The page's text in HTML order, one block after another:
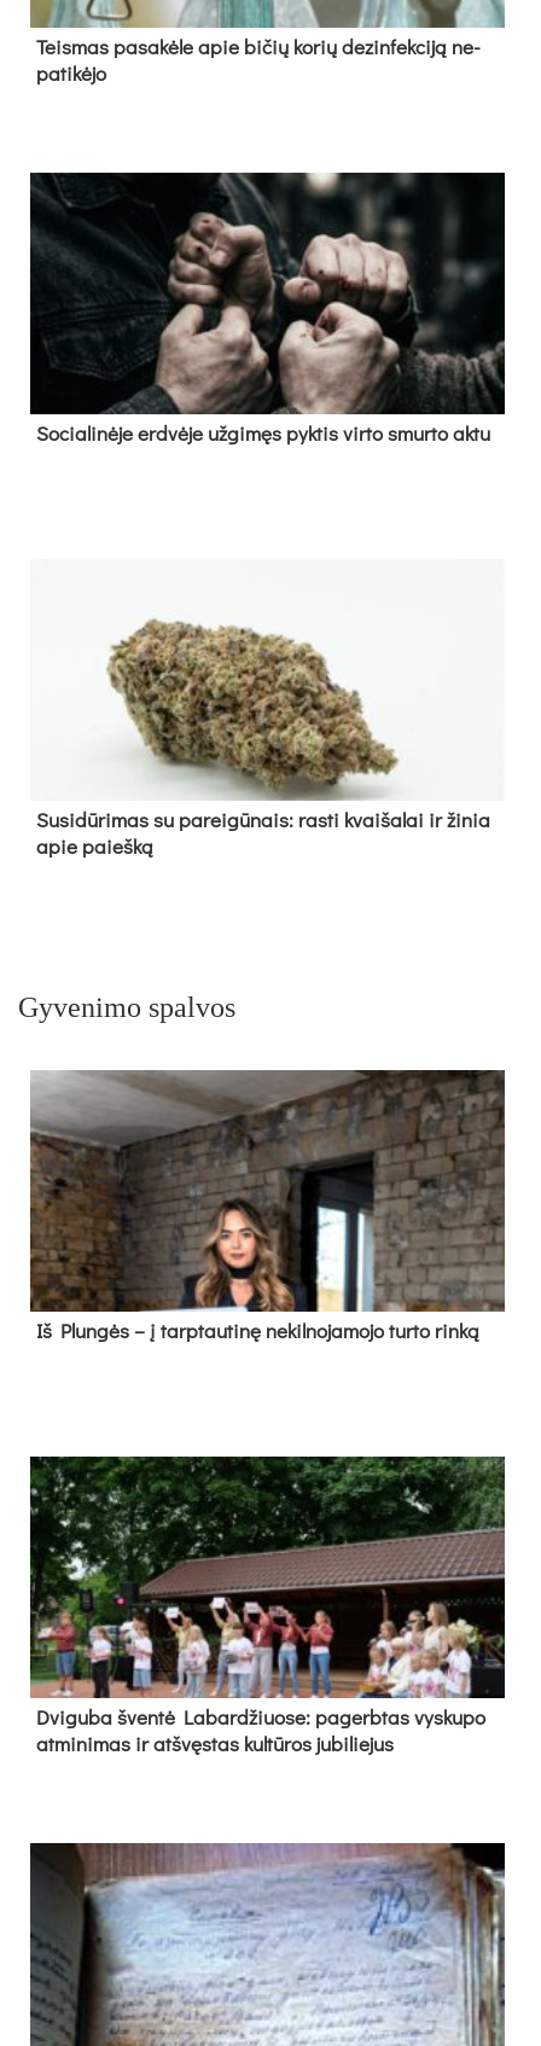
Teis­mas pa­sa­kė­le apie bi­čių ko­rių de­zin­fek­ci­ją ne­
pa­ti­kė­jo
So­cia­li­nė­je erd­vė­je už­gi­męs pyk­tis vir­to smur­to ak­tu
Su­si­dū­ri­mas su pa­rei­gū­nais: ras­ti kvai­ša­lai ir ži­nia
apie paieš­ką
Gyvenimo spalvos
Iš Plungės – į tarptautinę nekilnojamojo turto rinką
Dvi­gu­ba šven­tė La­bar­džiuo­se: pa­gerb­tas vys­ku­po
at­mi­ni­mas ir at­švęs­tas kul­tū­ros ju­bi­lie­jus